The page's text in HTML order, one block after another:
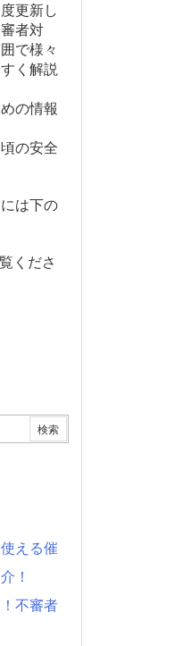
更新し
者対
で様々
く解説
の情報
の安全
は下の
くださ
える催
！
不審者